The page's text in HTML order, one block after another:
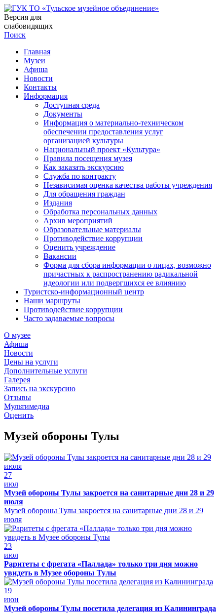
Версия для
слабовидящих
Поиск
Главная
Музеи
Афиша
Новости
Контакты
Информация
Доступная среда
Документы
Информация о материально-техническом
обеспечении предоставления услуг
организацией культуры
Национальный проект «Культура»
Правила посещения музея
Как заказать экскурсию
Служба по контракту
Независимая оценка качества работы учреждения
Для обращения граждан
Издания
Обработка персональных данных
Архив мероприятий
Образовательные материалы
Противодействие коррупции
Оценить учреждение
Вакансии
Форма для сбора информации о лицах, возможно
причастных к распространению радикальной
идеологии или подвергшихся ее влиянию
Туристско-информационный центр
Наши маршруты
Противодействие коррупции
Часто задаваемые вопросы
О музее
Афиша
Новости
Цены на услуги
Дополнительные услуги
Галерея
Запись на экскурсию
Отзывы
Мультимедиа
Оценить
Музей обороны Тулы
27
июл
Музей обороны Тулы закроется на санитарные дни 28 и 29
июля
Музей обороны Тулы закроется на санитарные дни 28 и 29
июля
23
июл
Раритеты с фрегата «Паллада» только три дня можно
увидеть в Музее обороны Тулы
19
июн
Музей обороны Тулы посетила делегация из Калининграда